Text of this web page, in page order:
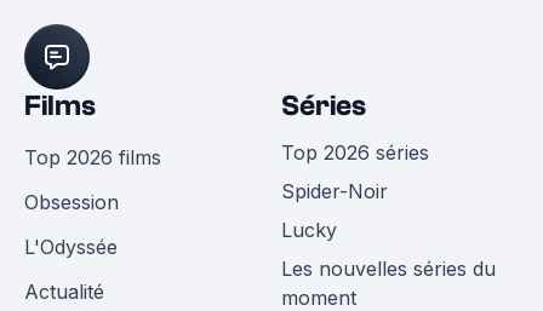
Films
Top 2026 films
Obsession
L'Odyssée
Actualité
Séries
Top 2026 séries
Spider-Noir
Lucky
Les nouvelles séries du
moment